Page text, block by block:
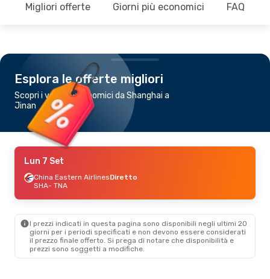
Migliori offerte Giorni più economici FAQ
Esplora le offerte migliori
Scopri i voli più economici da Shanghai a
Jinan
Lun 7 Set
China Eastern AirlinesDiretto
SHA- TNA
I prezzi indicati in questa pagina sono disponibili negli ultimi 20
giorni per i periodi specificati e non devono essere considerati
il ​​prezzo finale offerto. Si prega di notare che disponibilità e
prezzi sono soggetti a modifiche.